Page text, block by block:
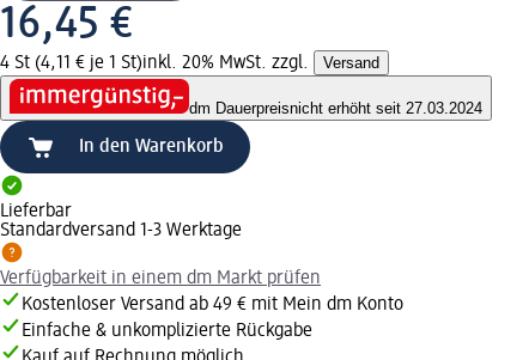
16,45 €
4 St (4,11 € je 1 St)inkl. 20% MwSt. zzgl. Versand
dm Dauerpreisnicht erhöht seit 27.03.2024
In den Warenkorb
Lieferbar
Standardversand 1-3 Werktage
Verfügbarkeit in einem dm Markt prüfen
Kostenloser Versand ab 49 € mit Mein dm Konto
Einfache & unkomplizierte Rückgabe